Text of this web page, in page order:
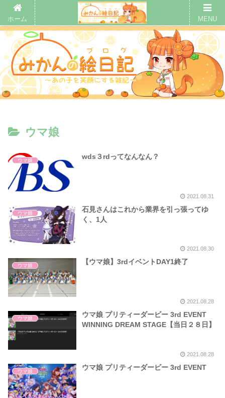
ウマ娘
ウマ娘 wds３rdってなんなん？
2021.08.31
ウマ娘
石見さんはこれから業界を引っ張ってゆ
く、1人
2021.08.30
ウマ娘 【ウマ娘】3rdイベントDAY1終了
2021.08.28
ウマ娘
ウマ娘 プリティーダービー 3rd EVENT
WINNING DREAM STAGE【当日２８日】
2021.08.28
ウマ娘 ウマ娘 プリティーダービー 3rd EVENT
ホーム MENU